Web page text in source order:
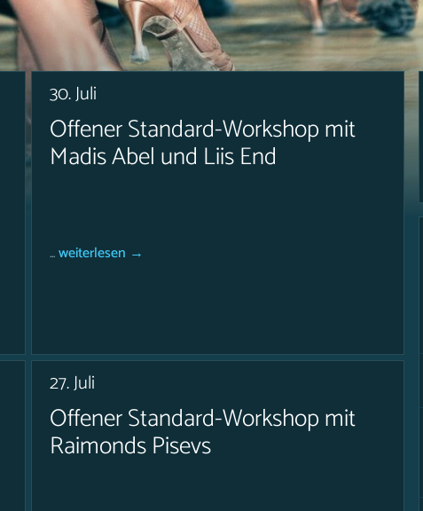
30. Juli
Offener Standard-Workshop mit
Madis Abel und Liis End
...weiterlesen →
27. Juli
Offener Standard-Workshop mit
Raimonds Pisevs